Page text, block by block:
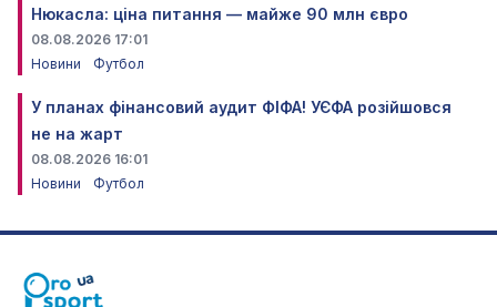
Нюкасла: ціна питання — майже 90 млн євро
08.08.2026 17:01
Новини
Футбол
У планах фінансовий аудит ФІФА! УЄФА розійшовся
не на жарт
08.08.2026 16:01
Новини
Футбол